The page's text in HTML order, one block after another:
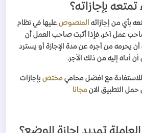
تمتعه بإجازاته؟
بأي من إجازاته المنصوصعليها في نظام
عمل آخر، فإذا أثبت صاحب العمل أن
أن يحرمه من أجره عن مدة الإجازة أو يسترد
أداه إليه من ذلك الأجر.
للاستفادة مع افضل محاميمختص بإجازات
حمل التطبيق الان مجانا